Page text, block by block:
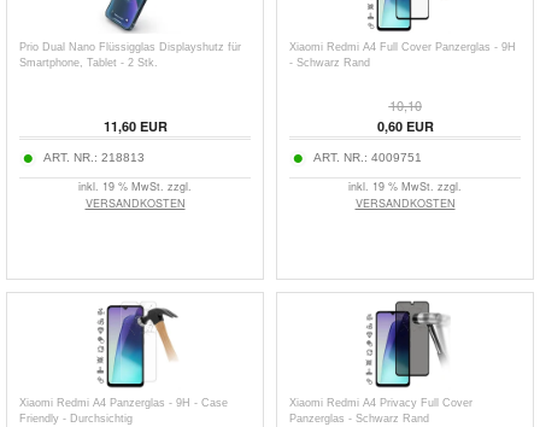
Prio Dual Nano Flüssigglas Displayshutz für
Smartphone, Tablet - 2 Stk.
11,60EUR
ART. NR.: 218813
inkl. 19 % MwSt. zzgl.
VERSANDKOSTEN
Xiaomi Redmi A4 Full Cover Panzerglas - 9H
- Schwarz Rand
10,10
0,60EUR
ART. NR.: 4009751
inkl. 19 % MwSt. zzgl.
VERSANDKOSTEN
Xiaomi Redmi A4 Panzerglas - 9H - Case
Friendly - Durchsichtig
Xiaomi Redmi A4 Privacy Full Cover
Panzerglas - Schwarz Rand